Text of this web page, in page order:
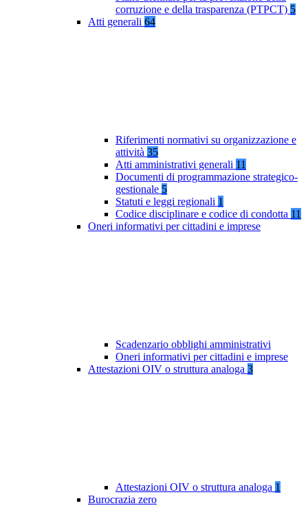
corruzione e della trasparenza (PTPCT) 5
Atti generali 64
Riferimenti normativi su organizzazione e
attività 35
Atti amministrativi generali 11
Documenti di programmazione strategico-
gestionale 5
Statuti e leggi regionali 1
Codice disciplinare e codice di condotta 11
Oneri informativi per cittadini e imprese
Scadenzario obblighi amministrativi
Oneri informativi per cittadini e imprese
Attestazioni OIV o struttura analoga 3
Attestazioni OIV o struttura analoga 1
Burocrazia zero